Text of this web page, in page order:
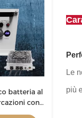
batteria al
con
LiFePo4
Le
più